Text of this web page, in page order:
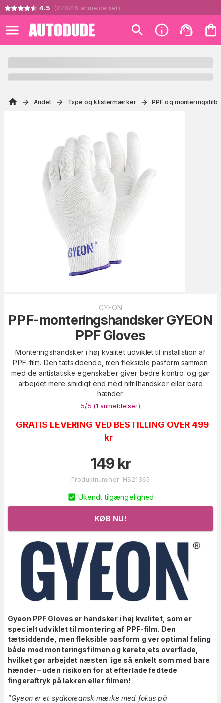
4.5 (278716 anmeldelser)
Andet Tape og klistermærker PPF og
GYEON
PPF-monteringshandsker GYEON
PPF Gloves
Monteringshandsker i høj kvalitet udviklet til installation af
PPF-film. Den tætsiddende, men fleksible pasform sammen
med de antistatiske egenskaber giver bedre kontrol og gør
arbejdet mere smidigt end med nitrilhandsker eller bare
hænder.
5/5 (1 anmeldelser)
GRATIS LEVERING VED BESTILLING OVER 499
kr
149 kr
Produktnummer: HS21365
Ukendt tilgængelighed
KØB NU!
Gyeon PPF Gloves er handsker i høj kvalitet, som er
specielt udviklet til montering af PPF-film. Den
tætsiddende, men fleksible pasform giver optimal føling
både mod monteringsfilmen og køretøjets overflade,
hvilket gør arbejdet næsten lige så enkelt som med bare
hænder – uden risikoen for at efterlade fedtede
fingeraftryk på lakken eller filmen!
"Gyeon er et sydkoreansk mærke med fokus på